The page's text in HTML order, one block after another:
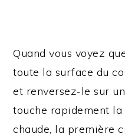
Quand vous voyez
toute la surface du
et renversez-le sur
touche rapidement
chaude, la première